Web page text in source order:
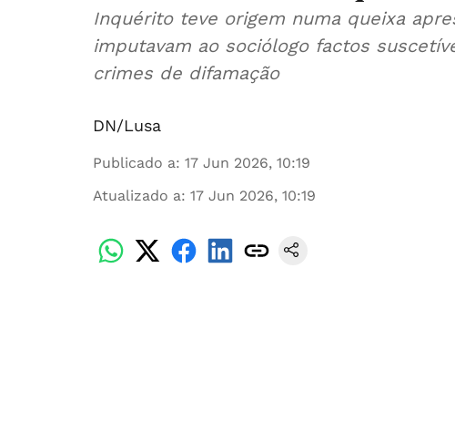
Inquérito teve origem numa queixa
imputavam ao sociólogo factos
crimes de difamação
DN/Lusa
Publicado a: 17 Jun 2026, 10:19
Atualizado a: 17 Jun 2026, 10:19